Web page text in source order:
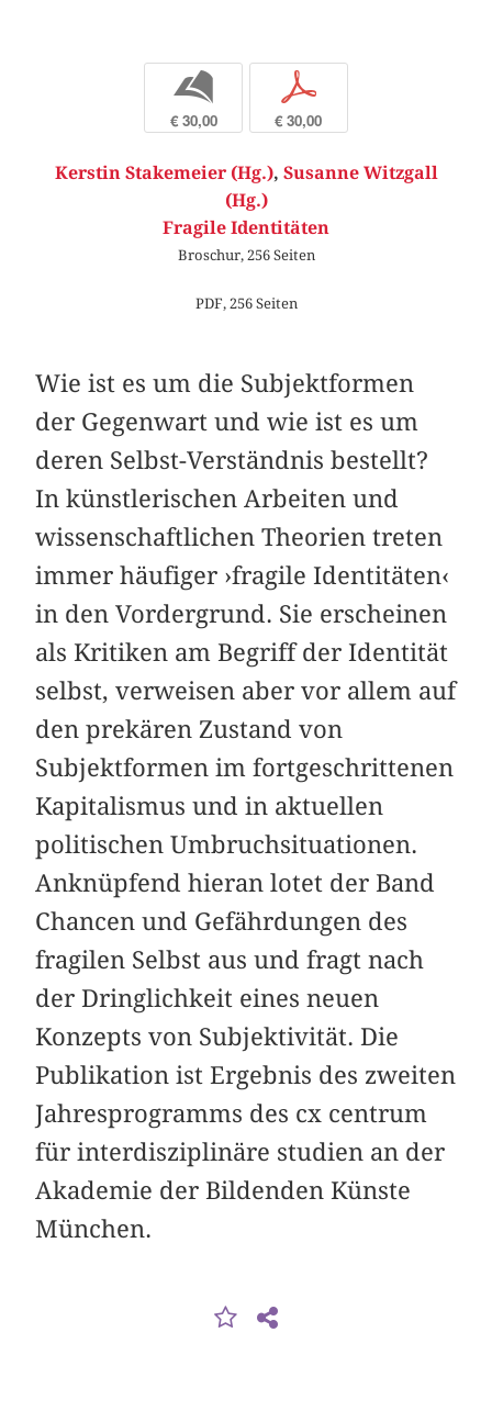
b
€ 30,00
p
€ 30,00
Kerstin Stakemeier (Hg.), Susanne Witzgall
(Hg.)
Fragile Identitäten
Broschur, 256 Seiten
PDF, 256 Seiten
Wie ist es um die Subjektformen
der Gegenwart und wie ist es um
deren Selbst-Verständnis bestellt?
In künstlerischen Arbeiten und
wissenschaftlichen Theorien treten
immer häufiger ›fragile Identitäten‹
in den Vordergrund. Sie erscheinen
als Kritiken am Begriff der Identität
selbst, verweisen aber vor allem auf
den prekären Zustand von
Subjektformen im fortgeschrittenen
Kapitalismus und in aktuellen
politischen Umbruchsituationen.
Anknüpfend hieran lotet der Band
Chancen und Gefährdungen des
fragilen Selbst aus und fragt nach
der Dringlichkeit eines neuen
Konzepts von Subjektivität. Die
Publikation ist Ergebnis des zweiten
Jahresprogramms des cx centrum
für interdisziplinäre studien an der
Akademie der Bildenden Künste
München.